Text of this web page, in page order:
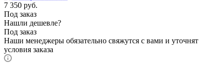
7 350 руб.
Под заказ
Нашли дешевле?
Под заказ
Наши менеджеры обязательно свяжутся с вами и уточнят
условия заказа